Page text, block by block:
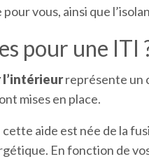
vous, ainsi que
pour une ITI
l’intérieurreprésente un
mises en place.
aide est née de la
En fonction de